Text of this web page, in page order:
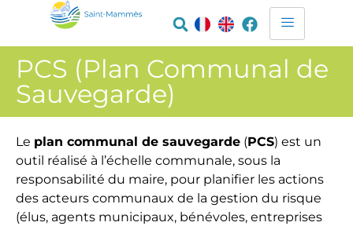
PCS (Plan Communal de
Sauvegarde)​
Le plan communal de sauvegarde (PCS) est un
outil réalisé à l’échelle communale, sous la
responsabilité du maire, pour planifier les actions
des acteurs communaux de la gestion du risque
(élus, agents municipaux, bénévoles, entreprises